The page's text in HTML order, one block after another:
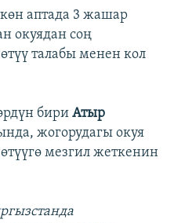
аптада 3 жашар
окуядан соң
талабы менен кол
бири Атыр
жогорудагы окуя
мезгил жеткенин